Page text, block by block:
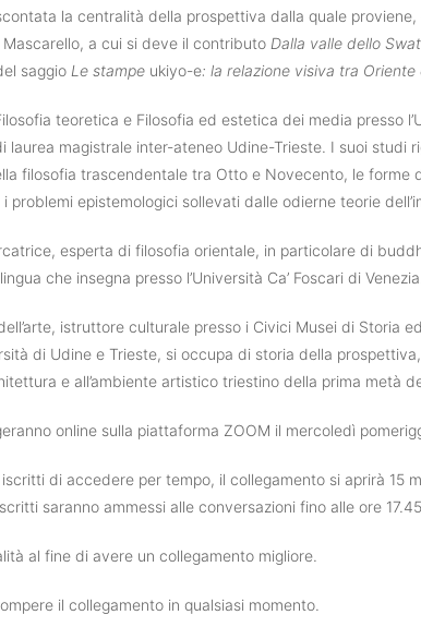
la centralità della prospettiva dalla quale
Mascarello, a cui si deve il contributo Dalla valle dello
saggio Le stampe ukiyo-e: la relazione visiva tra Oriente
teoretica e Filosofia ed estetica dei media presso
laurea magistrale inter-ateneo Udine-Trieste. I suoi studi
filosofia trascendentale tra Otto e Novecento, le forme
i problemi epistemologici sollevati dalle odierne teorie
esperta di filosofia orientale, in particolare di
che insegna presso l’Università Ca’ Foscari di Venezia.
istruttore culturale presso i Civici Musei di Storia
di Udine e Trieste, si occupa di storia della
e all’ambiente artistico triestino della prima metà
online sulla piattaforma ZOOM il mercoledì
di accedere per tempo, il collegamento si aprirà 15
saranno ammessi alle conversazioni fino alle ore
al fine di avere un collegamento migliore.
il collegamento in qualsiasi momento.